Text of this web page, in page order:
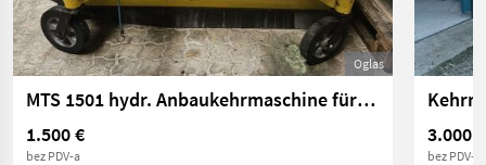
Oglas
MTS 1501 hydr. Anbaukehrmaschine für Stapler, Radlader
1.500 €
bez PDV-a
3.000 €
bez PDV-a